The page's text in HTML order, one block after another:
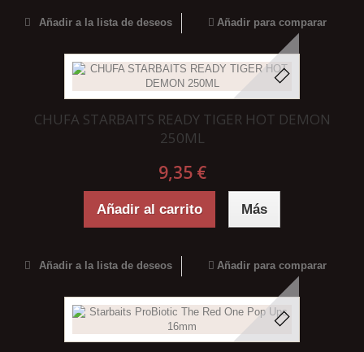
Añadir a la lista de deseos Añadir para comparar
CHUFA STARBAITS READY TIGER HOT DEMON
250ML
9,35 €
Añadir al carrito Más
Añadir a la lista de deseos Añadir para comparar